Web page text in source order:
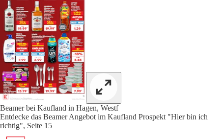
Beamer bei Kaufland in Hagen, Westf
Entdecke das Beamer Angebot im Kaufland Prospekt "Hier bin ich
richtig", Seite 15